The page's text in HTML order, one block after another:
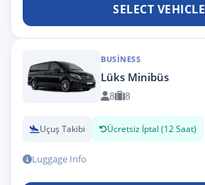
SELECT VEHICLE
BUSINESS
Lüks Minibüs
8 8
Uçuş Takibi Ücretsiz İptal (12 Saat)
Luggage Info